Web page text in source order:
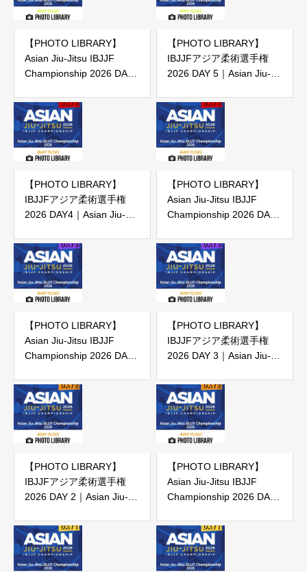
【PHOTO LIBRARY】
Asian Jiu-Jitsu IBJJF
Championship 2026 DAY
【PHOTO LIBRARY】
IBJJFアジア柔術選手権
2026 DAY 5｜Asian Jiu-
2026 DAY5 （IBJJF主催大
会）
【PHOTO LIBRARY】
IBJJFアジア柔術選手権
2026 DAY4｜Asian Jiu-
2026 DAY 4（IBJJF主催大
会）
【PHOTO LIBRARY】
Asian Jiu-Jitsu IBJJF
Championship 2026 DAY
【PHOTO LIBRARY】
Asian Jiu-Jitsu IBJJF
Championship 2026 DAY
【PHOTO LIBRARY】
IBJJFアジア柔術選手権
2026 DAY 3｜Asian Jiu-
2026 DAY 3（IBJJF主催大
会）
【PHOTO LIBRARY】
IBJJFアジア柔術選手権
2026 DAY 2｜Asian Jiu-
2026 DAY 2（IBJJF主催大
会）
【PHOTO LIBRARY】
Asian Jiu-Jitsu IBJJF
Championship 2026 DAY